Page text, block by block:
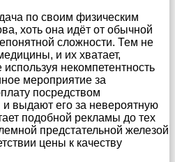
по своим физическим
хоть она идёт от обычной
сложности. Тем не
и их хватает,
некомпетентность
мероприятие за
посредством
выдают его за невероятную
подобной рекламы до тех
предстательной железой
цены к качеству